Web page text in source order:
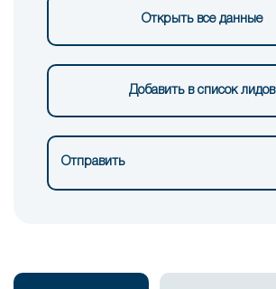
Открыть все данные
Добавить в список лидов
Отправить